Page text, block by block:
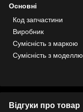
Основні
Код запчастини
Виробник
Сумісність з маркою
Сумісність з моделлю
Відгуки про товар